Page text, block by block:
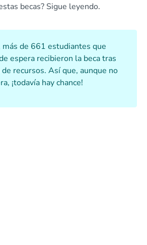
becas? Sigue leyendo.
de 661 estudiantes que
espera recibieron la beca tras
recursos. Así que, aunque no
¡todavía hay chance!